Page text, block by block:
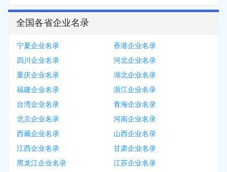
全国各省企业名录
宁夏企业名录
香港企业名录
四川企业名录
河北企业名录
重庆企业名录
湖北企业名录
福建企业名录
浙江企业名录
台湾企业名录
青海企业名录
北京企业名录
河南企业名录
西藏企业名录
山西企业名录
江西企业名录
甘肃企业名录
黑龙江企业名录
江苏企业名录